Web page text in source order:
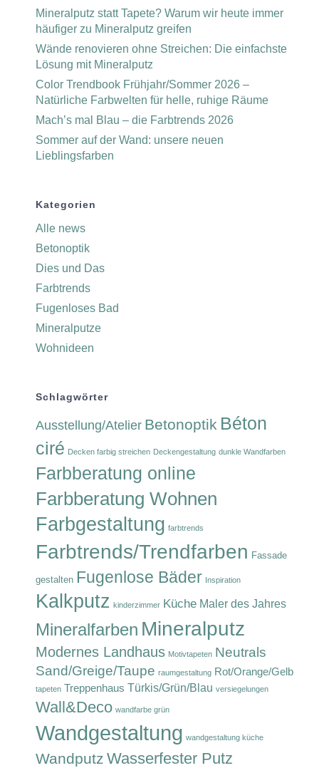
Mineralputz statt Tapete? Warum wir heute immer
häufiger zu Mineralputz greifen
Wände renovieren ohne Streichen: Die einfachste
Lösung mit Mineralputz
Color Trendbook Frühjahr/Sommer 2026 –
Natürliche Farbwelten für helle, ruhige Räume
Mach’s mal Blau – die Farbtrends 2026
Sommer auf der Wand: unsere neuen
Lieblingsfarben
Kategorien
Alle news
Betonoptik
Dies und Das
Farbtrends
Fugenloses Bad
Mineralputze
Wohnideen
Schlagwörter
Ausstellung/Atelier Betonoptik Béton
ciré Decken farbig streichen Deckengestaltung dunkle Wandfarben
Farbberatung online
Farbberatung Wohnen
Farbgestaltung farbtrends
Farbtrends/Trendfarben Fassade
gestalten Fugenlose Bäder Inspiration
Kalkputz kinderzimmer Küche Maler des Jahres
Mineralfarben Mineralputz
Modernes Landhaus Motivtapeten Neutrals
Sand/Greige/Taupe raumgestaltung Rot/Orange/Gelb
tapeten Treppenhaus Türkis/Grün/Blau versiegelungen
Wall&Deco wandfarbe grün
Wandgestaltung wandgestaltung küche
Wandputz Wasserfester Putz